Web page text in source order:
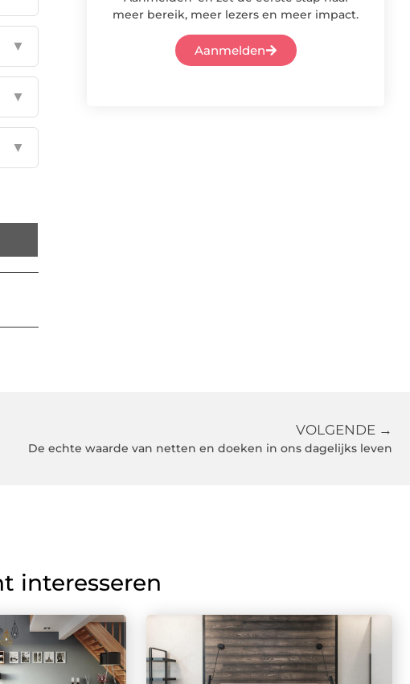
▼
▼
▼
meer bereik, meer lezers en meer impact.
Aanmelden
VOLGENDE →
De echte waarde van netten en doeken in ons dagelijks leven
interesseren